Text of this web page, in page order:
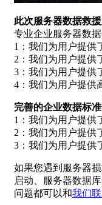
此次服务器数据救
专业企业服务器数
1：我们为用户提供
2：我们为用户提供
3：我们为用户提供
4：我们为用户提供
完善的企业数据标
1：我们为用户提供
2：我们为用户提供
3：我们为用户提供
如果您遇到服务器
启动、服务器数据
问题都可以和我们